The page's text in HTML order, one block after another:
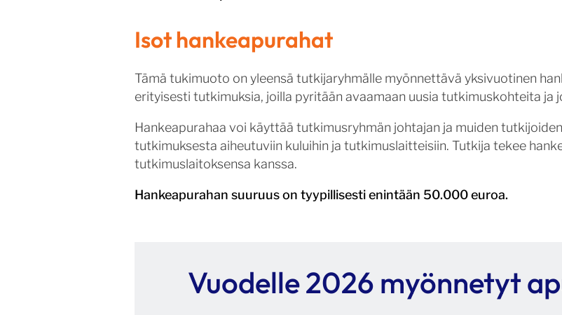
Isot hankeapurahat
Tämä tukimuoto on yleensä tutkijaryhmälle myönnettävä yksivuotinen
erityisesti tutkimuksia, joilla pyritään avaamaan uusia tutkimuskohteita ja
Hankeapurahaa voi käyttää tutkimusryhmän johtajan ja muiden
tutkimuksesta aiheutuviin kuluihin ja tutkimuslaitteisiin. Tutkija tekee
tutkimuslaitoksensa kanssa.
Hankeapurahan suuruus on tyypillisesti enintään 50.000 euroa.
Vuodelle 2026 myönnetyt